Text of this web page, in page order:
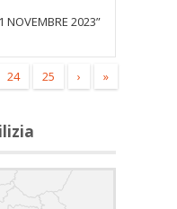
NOVEMBRE 2023”
24 25 › »